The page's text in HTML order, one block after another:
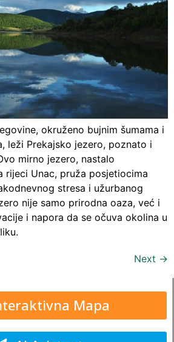
okruženo bujnim šumama i
leži Prekajsko jezero, poznato i
mirno jezero, nastalo
rijeci Unac, pruža posjetiocima
stresa i užurbanog
nije samo prirodna oaza, već i
i napora da se očuva okolina u
Next →
Mapa